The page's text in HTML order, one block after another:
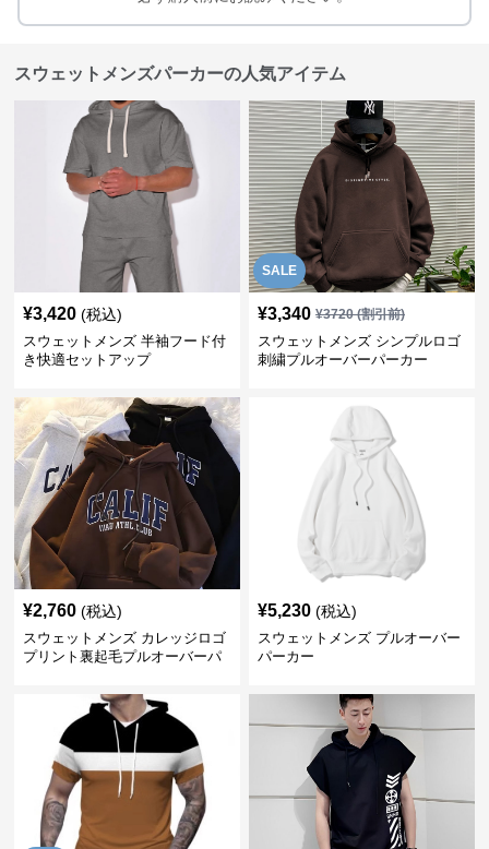
スウェットメンズパーカーの人気アイテム
¥3,420 (税込)
スウェットメンズ 半袖フード付
き快適セットアップ
SALE
¥3,340 ¥3720(割引前)
スウェットメンズ シンプルロゴ
刺繍プルオーバーパーカー
¥2,760 (税込)
スウェットメンズ カレッジロゴ
プリント裏起毛プルオーバーパ
¥5,230 (税込)
スウェットメンズ プルオーバー
パーカー